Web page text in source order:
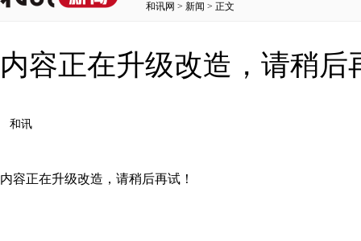
和讯网 > 新闻 > 正文
内容正在升级改造，请稍后
和讯
内容正在升级改造，请稍后再试！